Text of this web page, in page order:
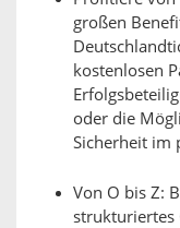
großen
kostenlosen
oder die
Sicherheit im
Von O bis Z:
strukturiertes